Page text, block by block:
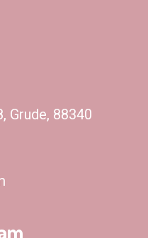
Grude, 88340